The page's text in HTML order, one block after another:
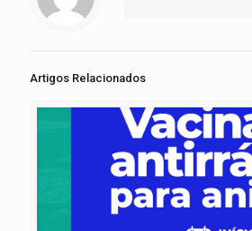
Artigos Relacionados